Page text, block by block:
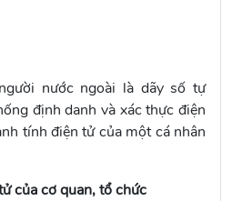
nước ngoài là dãy số tự
định danh và xác thực điện
tính điện tử của một cá nhân
của cơ quan, tổ chức